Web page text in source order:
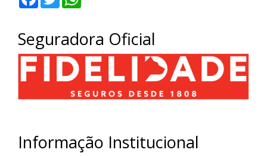
Seguradora Oficial
Informação Institucional